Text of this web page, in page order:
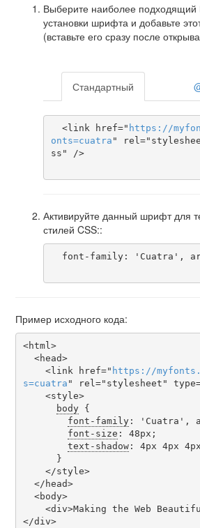
Выберите наиболее подходящий
установки шрифта и добавьте
(вставьте его сразу после
Стандартный
  <link href="
https ://
onts=cuatra "
ss" />
Активируйте данный шрифт для
стилей CSS::
Пример исходного кода:
<html>
    <link href="
https ://myfonts .
s=cuatra " rel="stylesheet"
body {
font-family: 'Cuatra',
font-size : 48px;
text-shadow: 4px 4px
</div>